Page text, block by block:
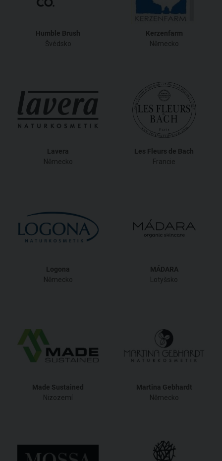
Humble Brush
Švédsko
Kerzenfarm
Německo
Lavera
Německo
Les Fleurs de Bach
Francie
Logona
Německo
MÁDARA
Lotyšsko
Made Sustained
Nizozemí
Martina Gebhardt
Německo